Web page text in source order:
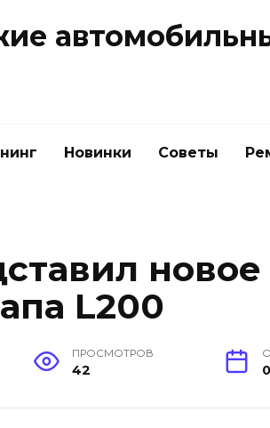
Новинки Советы
новое
L200
ПРОСМОТРОВ
42